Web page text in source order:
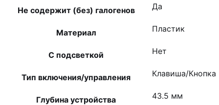
Не содержит (без) галогенов Да
Материал Пластик
С подсветкой Нет
Тип включения/управления Клавиша/Кнопка
Глубина устройства 43.5 мм